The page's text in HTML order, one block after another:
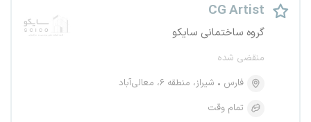
CG Artist
گروه ساختمانی سایکو
منقضی شده
فارس
شیراز، منطقه ۶، معالی‌آباد
تمام وقت